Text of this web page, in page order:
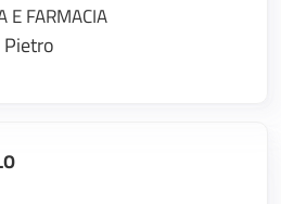
E FARMACIA
Pietro